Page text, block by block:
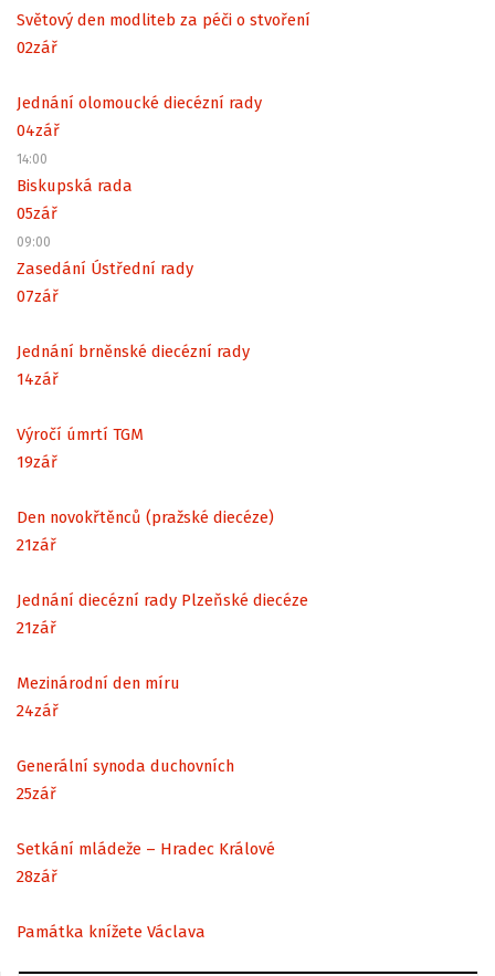
Světový den modliteb za péči o stvoření
02zář
Jednání olomoucké diecézní rady
04zář
14:00
Biskupská rada
05zář
09:00
Zasedání Ústřední rady
07zář
Jednání brněnské diecézní rady
14zář
Výročí úmrtí TGM
19zář
Den novokřtěnců (pražské diecéze)
21zář
Jednání diecézní rady Plzeňské diecéze
21zář
Mezinárodní den míru
24zář
Generální synoda duchovních
25zář
Setkání mládeže – Hradec Králové
28zář
Památka knížete Václava